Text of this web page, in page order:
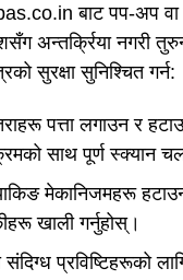
बाट पप-अप वा
अन्तर्क्रिया नगरी
सुरक्षा सुनिश्चित गर्न:
पत्ता लगाउन र
साथ पूर्ण स्क्यान
मेकानिजमहरू
खाली गर्नुहोस्।
प्रविष्टिहरूको